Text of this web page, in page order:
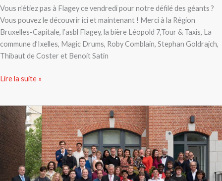
Vous n’étiez pas à Flagey ce vendredi pour notre défilé des géants ?
Vous pouvez le découvrir ici et maintenant ! Merci à la Région
Bruxelles-Capitale, l’asbl Flagey, la bière Léopold 7,Tour & Taxis, La
commune d’Ixelles, Magic Drums, Roby Comblain, Stephan Goldrajch,
Thibaut de Coster et Benoit Satin
Lire la suite »
Une
visite
royale